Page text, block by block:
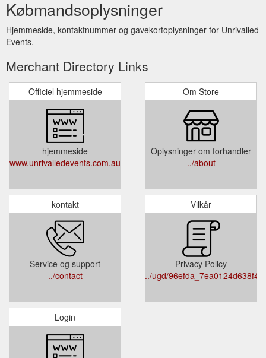
Købmandsoplysninger
Hjemmeside, kontaktnummer og gavekortoplysninger for Unrivalled
Events.
Merchant Directory Links
Officiel hjemmeside
hjemmeside
www.unrivalledevents.com.au
Om Store
Oplysninger om forhandler
../about
kontakt
Service og support
../contact
Vilkår
Privacy Policy
../ugd/
Login